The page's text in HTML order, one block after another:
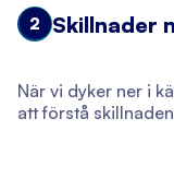
2 Skillnader
När vi dyker ner i
att förstå